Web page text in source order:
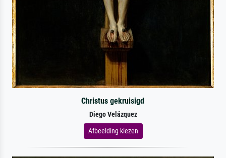
Christus gekruisigd
Diego Velázquez
Afbeelding kiezen